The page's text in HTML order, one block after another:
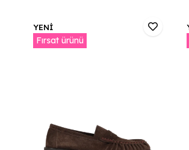
YENİ
Fırsat ürünü